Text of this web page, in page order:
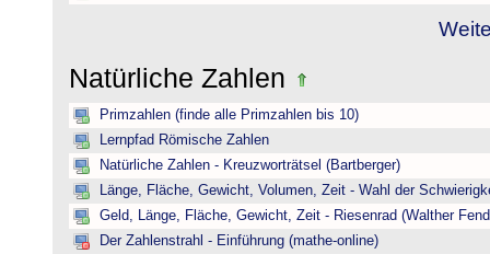
Natürliche Zahlen
Primzahlen (finde alle Primzahlen bis 10)
Lernpfad Römische Zahlen
Natürliche Zahlen - Kreuzworträtsel (Bartberger)
Länge, Fläche, Gewicht, Volumen, Zeit - Wahl der
Geld, Länge, Fläche, Gewicht, Zeit - Riesenrad (Walther
Der Zahlenstrahl - Einführung (mathe-online)